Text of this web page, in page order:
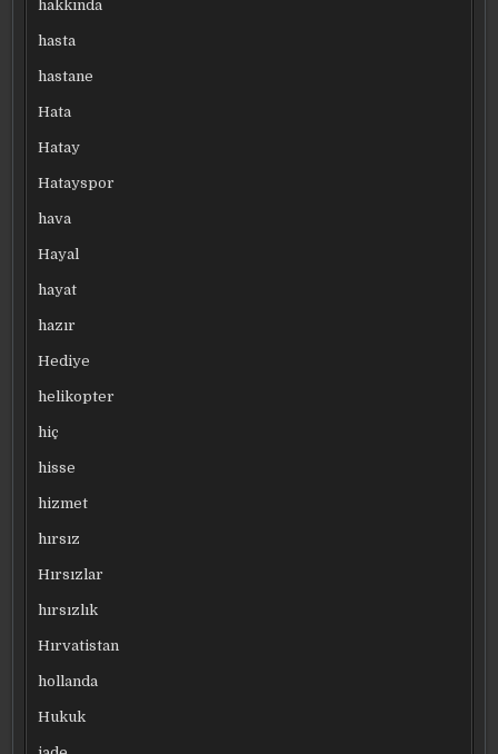
hakkında
hasta
hastane
Hata
Hatay
Hatayspor
hava
Hayal
hayat
hazır
Hediye
helikopter
hiç
hisse
hizmet
hırsız
Hırsızlar
hırsızlık
Hırvatistan
hollanda
Hukuk